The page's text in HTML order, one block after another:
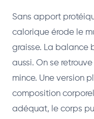
Sans apport
calorique érode le
graisse. La balance
aussi. On se
mince. Une version
composition
adéquat, le corps